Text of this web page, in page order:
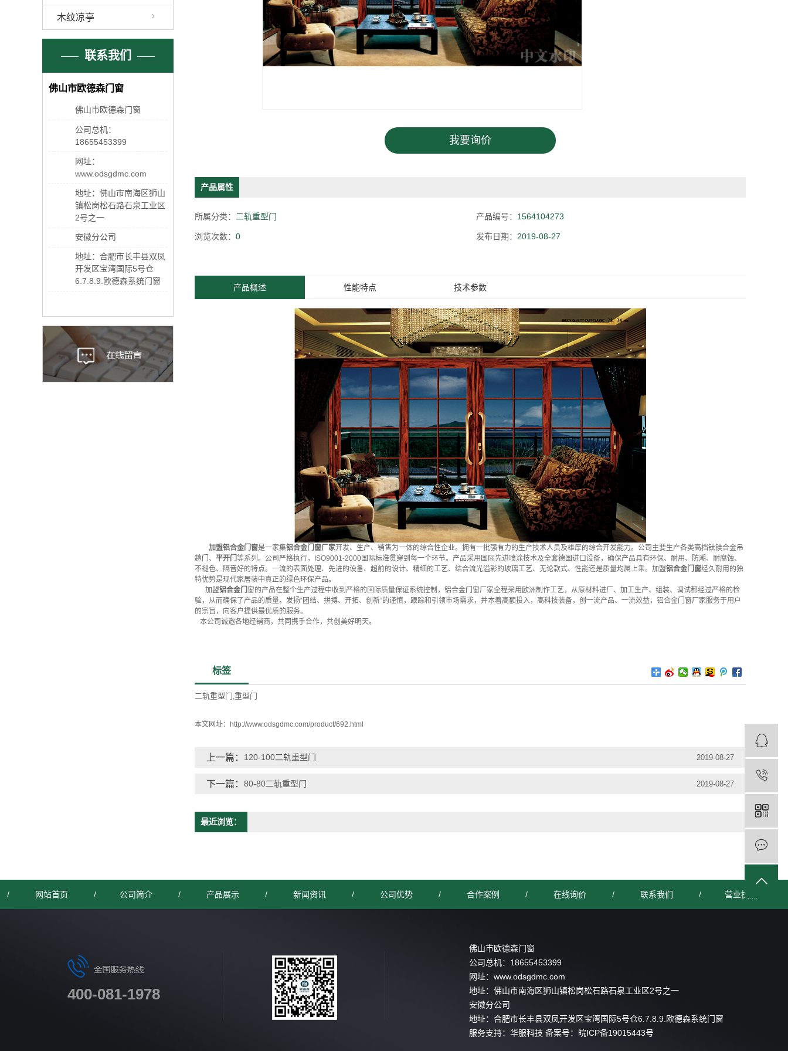
木纹凉亭
联系我们
佛山市欧德森门窗
佛山市欧德森门窗
公司总机：
18655453399
网址：
www.odsgdmc.com
地址：佛山市南海区狮山
镇松岗松石路石泉工业区
2号之一
安徽分公司
地址：合肥市长丰县双凤
开发区宝湾国际5号仓
6.7.8.9.欧德森系统门窗
我要询价
产品属性
所属分类： 二轨重型门 产品编号： 1564104273
浏览次数：0 发布日期： 2019-08-27
产品概述 性能特点 技术参数
加盟铝合金门窗是一家集铝合金门窗厂家开发、生产、销售为一体的综合性企业。拥有一批强有力的生产技术人员及雄厚的综合开发能力。公司主要生产各类高档钛镁合金吊
趟门、 平开门等系列。公司严格执行，ISO9001-2000国际标准贯穿到每一个环节。产品采用国际先进喷涂技术及全套德国进口设备，确保产品具有环保、耐用、防潮、耐腐蚀、
不褪色、隔音好的特点。一流的表面处理、先进的设备、超前的设计、精细的工艺、结合流光溢彩的玻璃工艺、无论款式、性能还是质量均属上乘。加盟铝合金门窗经久耐用的独
特优势是现代家居装中真正的绿色环保产品。
加盟铝合金门 窗的产品在整个生产过程中收到严格的国际质量保证系统控制，铝合金门窗厂家全程采用欧洲制作工艺，从原材料进厂、加工生产、组装、调试都经过严格的检
验，从而确保了产品的质量。发扬“团结、拼搏、开拓、创新”的谨慎，跟踪和引领市场需求，并本着高额投入，高科技装备，创一流产品、一流效益，铝合金门窗厂家服务于用户
的宗旨，向客户提供最优质的服务。
本公司诚邀各地经销商，共同携手合作，共创美好明天。
标签
二轨重型门 ,重型门
本文网址： http://www.odsgdmc.com/product/692.html
上一篇： 120-100二轨重型门 2019-08-27
下一篇： 80-80二轨重型门 2019-08-27
最近浏览：
/ 网站首页 / 公司简介 / 产品展示 / 新闻资讯 / 公司优势 / 合作案例 / 在线询价 / 联系我们 / 营业执照
400-081-1978
佛山市欧德森门窗
公司总机： 18655453399
网址： www.odsgdmc.com
地址：佛山市南海区狮山镇松岗松石路石泉工业区2号之一
安徽分公司
地址：合肥市长丰县双凤开发区宝湾国际5号仓6.7.8.9.欧德森系统门窗
服务支持： 华服科技 备案号： 皖ICP备19015443号